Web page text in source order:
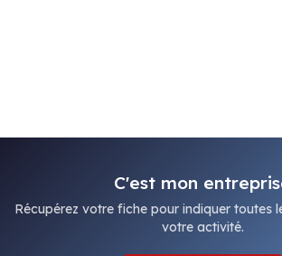
C'est mon
Récupérez votre fiche pour indiquer toutes
votre activité.